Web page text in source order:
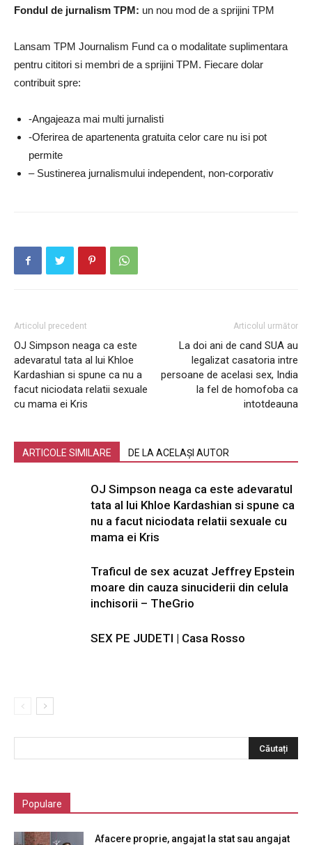
Fondul de jurnalism TPM: un nou mod de a sprijini TPM
Lansam TPM Journalism Fund ca o modalitate suplimentara
pentru cititori si membri de a sprijini TPM. Fiecare dolar
contribuit spre:
-Angajeaza mai multi jurnalisti
-Oferirea de apartenenta gratuita celor care nu isi pot
permite
– Sustinerea jurnalismului independent, non-corporativ
Articolul precedent
OJ Simpson neaga ca este
adevaratul tata al lui Khloe
Kardashian si spune ca nu a
facut niciodata relatii sexuale
cu mama ei Kris
Articolul următor
La doi ani de cand SUA au
legalizat casatoria intre
persoane de acelasi sex, India
la fel de homofoba ca
intotdeauna
ARTICOLE SIMILARE DE LA ACELAȘI AUTOR
OJ Simpson neaga ca este adevaratul
tata al lui Khloe Kardashian si spune ca
nu a facut niciodata relatii sexuale cu
mama ei Kris
Traficul de sex acuzat Jeffrey Epstein
moare din cauza sinuciderii din celula
inchisorii – TheGrio
SEX PE JUDETI | Casa Rosso
Populare
Afacere proprie, angajat la stat sau angajat